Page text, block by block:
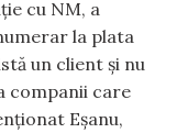
cu NM, a
la plata
un client și nu
companii care
Eșanu,